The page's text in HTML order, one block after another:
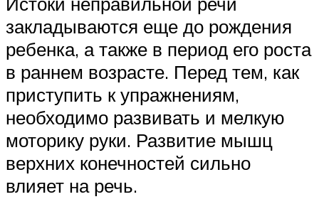
закладываются еще до рождения
ребенка, а также в период его роста
в раннем возрасте. Перед тем, как
приступить к упражнениям,
необходимо развивать и мелкую
моторику руки. Развитие мышц
верхних конечностей сильно
влияет на речь.